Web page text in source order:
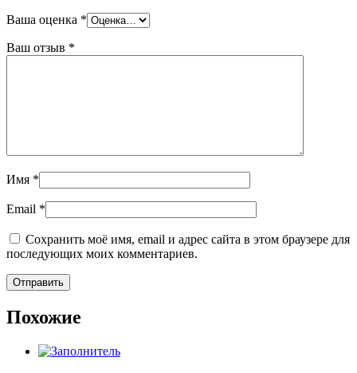
Ваша оценка *
Ваш отзыв *
Имя *
Email *
Сохранить моё имя, email и адрес сайта в этом браузере для
последующих моих комментариев.
Похожие